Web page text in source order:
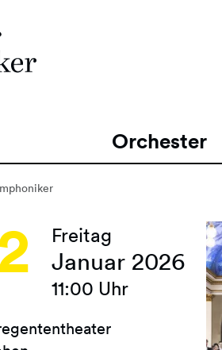
Orchester
Freitag
Januar 2026
11:00 Uhr